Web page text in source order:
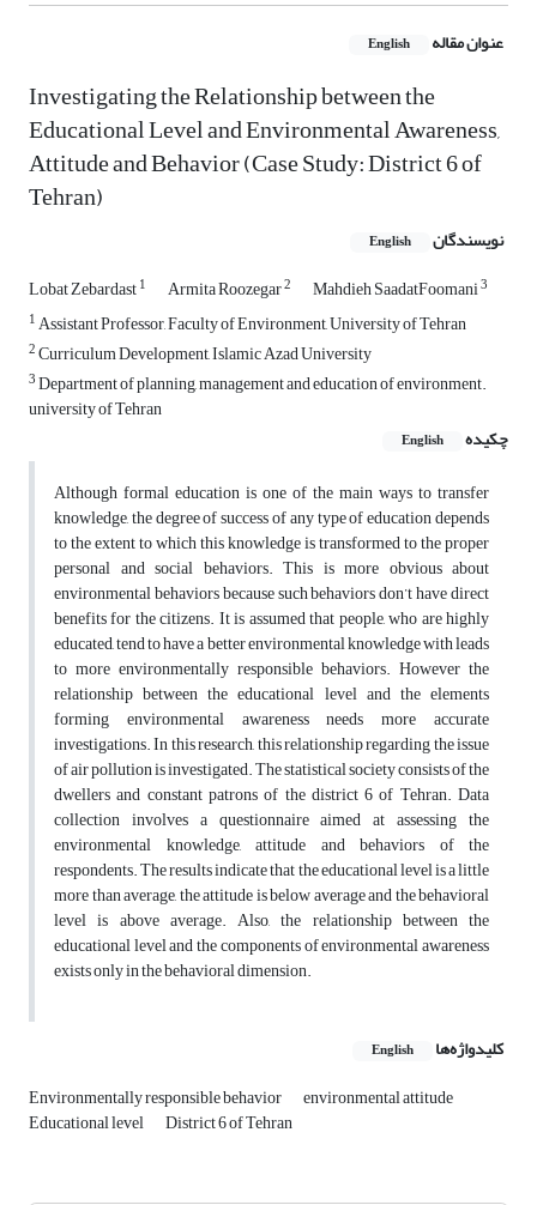
عنوان مقاله English
Investigating the Relationship between the
Educational Level and Environmental Awareness,
Attitude and Behavior (Case Study: District 6 of
Tehran)
نویسندگان English
Lobat Zebardast1 Armita Roozegar2 Mahdieh SaadatFoomani3
1Assistant Professor, Faculty of Environment, University of Tehran
2Curriculum Development, Islamic Azad University
3Department of planning, management and education of environment.
university of Tehran
چکیده
English
Although formal education is one of the main ways to transfer
knowledge, the degree of success of any type of education depends
to the extent to which this knowledge is transformed to the proper
personal and social behaviors. This is more obvious about
environmental behaviors because such behaviors don’t have direct
benefits for the citizens. It is assumed that people, who are highly
educated, tend to have a better environmental knowledge with leads
to more environmentally responsible behaviors. However the
relationship between the educational level and the elements
forming environmental awareness needs more accurate
investigations. In this research, this relationship regarding the issue
of air pollution is investigated. The statistical society consists of the
dwellers and constant patrons of the district 6 of Tehran. Data
collection involves a questionnaire aimed at assessing the
environmental knowledge, attitude and behaviors of the
respondents. The results indicate that the educational level is a little
more than average, the attitude is below average and the behavioral
level is above average. Also, the relationship between the
educational level and the components of environmental awareness
exists only in the behavioral dimension.
کلیدواژه‌ها English
Environmentally responsible behavior environmental attitude
Educational level District 6 of Tehran